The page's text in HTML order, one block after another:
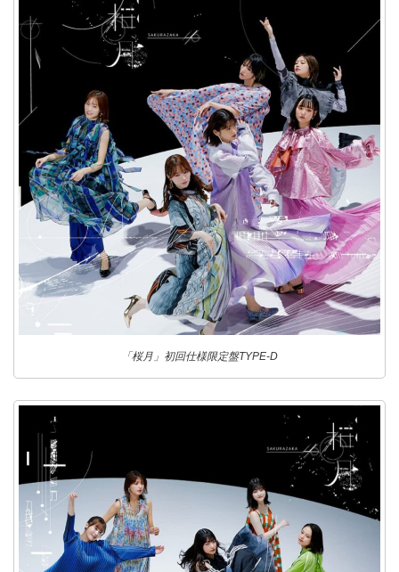
「桜月」初回仕様限定盤TYPE-D